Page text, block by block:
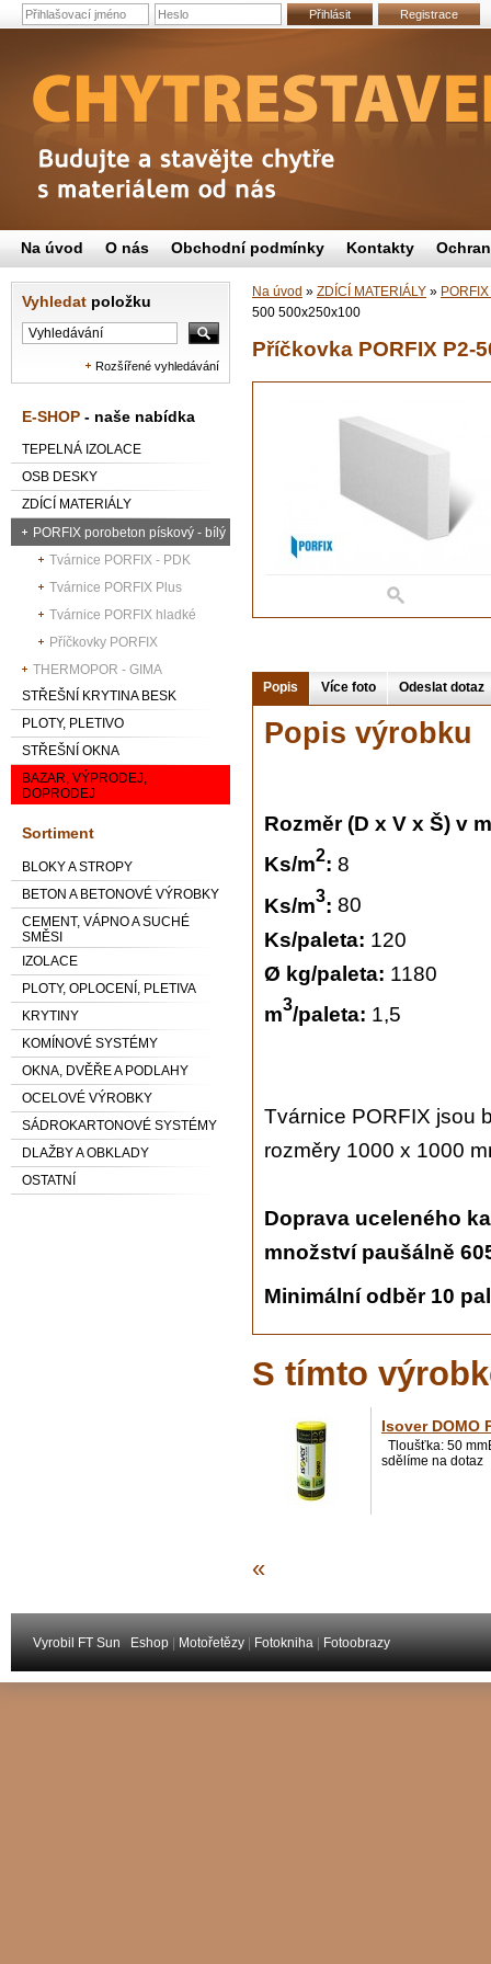
Přihlásit Registrace
Vyhledat položku
Rozšířené vyhledávání
E-SHOP - naše nabídka
TEPELNÁ IZOLACE
OSB DESKY
ZDÍCÍ MATERIÁLY
PORFIX porobeton pískový - bílý
Tvárnice PORFIX - PDK
Tvárnice PORFIX Plus
Tvárnice PORFIX hladké
Příčkovky PORFIX
THERMOPOR - GIMA
STŘEŠNÍ KRYTINA BESK
PLOTY, PLETIVO
STŘEŠNÍ OKNA
BAZAR, VÝPRODEJ,
DOPRODEJ
Sortiment
BLOKY A STROPY
BETON A BETONOVÉ VÝROBKY
CEMENT, VÁPNO A SUCHÉ
SMĚSI
IZOLACE
PLOTY, OPLOCENÍ, PLETIVA
KRYTINY
KOMÍNOVÉ SYSTÉMY
OKNA, DVĚŘE A PODLAHY
OCELOVÉ VÝROBKY
SÁDROKARTONOVÉ SYSTÉMY
DLAŽBY A OBKLADY
OSTATNÍ
Na úvod » ZDÍCÍ MATERIÁLY »
500 500x250x100
Příčkovka PORFIX P2-
Popis Více foto Odeslat dotaz
Popis výrobku
Rozměr (D x V x Š) v
Ks/m2: 8
Ks/m3: 80
Ks/paleta: 120
Ø kg/paleta: 1180
m3/paleta: 1,5
Tvárnice PORFIX jsou
rozměry 1000 x 1000
Doprava uceleného
množství paušálně
Minimální odběr 10
S tímto
Isover DOMO
Tloušťka: 50
sdělíme na dotaz
«
Vyrobil FT Sun Eshop | Motořetězy | Fotokniha | Fotoobrazy
Na úvod O nás Obchodní podmínky Kontakty